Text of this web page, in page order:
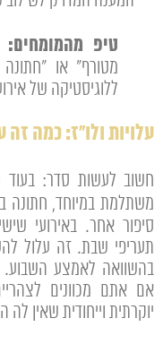
טיפ מהמומחים:
מטורף" או
ללוגיסטיקה של
עלויות ולו"ז: כמה
חשוב לעשות סדר: בעוד
משתלמת במיוחד, חתונה
סיפור אחר. באירועי
בהשוואה לאמצע
אם אתם מכוונים
יוקרתית וייחודית שאין לה